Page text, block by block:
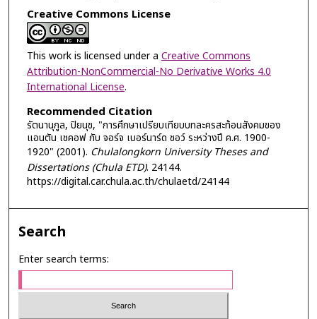
Creative Commons License
This work is licensed under a Creative Commons
Attribution-NonCommercial-No Derivative Works 4.0
International License.
Recommended Citation
รัตนานุกูล, ปิยนุช, "การศึกษาเปรียบเทียบบทละครสะท้อนสังคมของ
แอนตัน เชคอฟ กับ จอร์จ เบอร์นาร์ด ชอว์ ระหว่างปี ค.ศ. 1900-
1920" (2001). Chulalongkorn University Theses and
Dissertations (Chula ETD). 24144.
https://digital.car.chula.ac.th/chulaetd/24144
Search
Enter search terms: